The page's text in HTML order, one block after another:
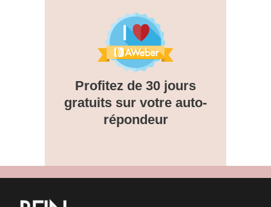
Profitez de 30 jours
gratuits sur votre auto-
répondeur